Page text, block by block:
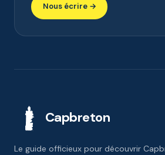
Nous écrire →
Capbreton
Le guide officieux pour découvrir